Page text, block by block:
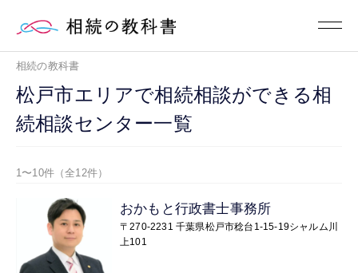
相続の教科書
松戸市エリアで相続相談ができる相
続相談センター一覧
1〜10件（全12件）
おかもと行政書士事務所
〒270-2231 千葉県松戸市稔台1-15-19シャルム川
上101